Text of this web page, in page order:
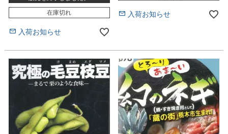
在庫切れ
入荷お知らせ
入荷お知らせ